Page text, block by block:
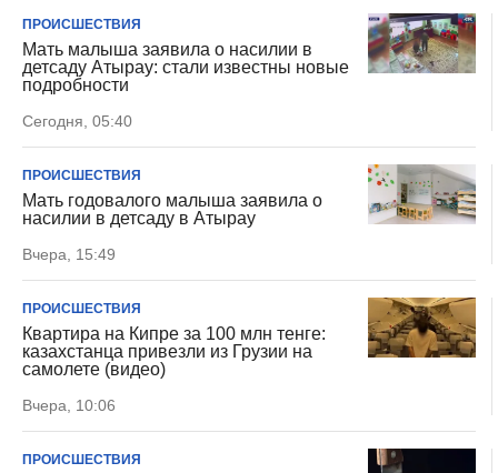
ПРОИСШЕСТВИЯ
Мать малыша заявила о насилии в
детсаду Атырау: стали известны новые
подробности
Сегодня, 05:40
ПРОИСШЕСТВИЯ
Мать годовалого малыша заявила о
насилии в детсаду в Атырау
Вчера, 15:49
ПРОИСШЕСТВИЯ
Квартира на Кипре за 100 млн тенге:
казахстанца привезли из Грузии на
самолете (видео)
Вчера, 10:06
ПРОИСШЕСТВИЯ